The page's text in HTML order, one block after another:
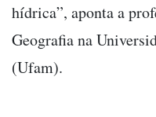
hídrica”, aponta a
Geografia na
(Ufam).